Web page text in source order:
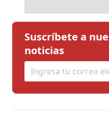
Suscríbete a
noticias